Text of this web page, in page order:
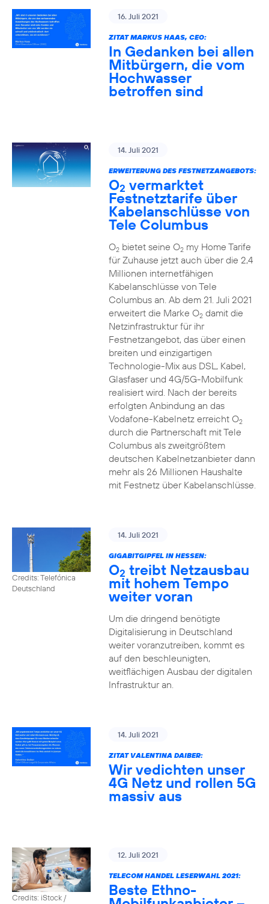
16. Juli 2021
ZITAT MARKUS HAAS, CEO:
In Gedanken bei allen
Mitbürgern, die vom
Hochwasser
betroffen sind
14. Juli 2021
ERWEITERUNG DES FESTNETZANGEBOTS:
O2 vermarktet
Festnetztarife über
Kabelanschlüsse von
Tele Columbus
O2bietet seine O2my Home Tarife
für Zuhause jetzt auch über die 2,4
Millionen internetfähigen
Kabelanschlüsse von Tele
Columbus an. Ab dem 21. Juli 2021
erweitert die Marke O2damit die
Netzinfrastruktur für ihr
Festnetzangebot, das über einen
breiten und einzigartigen
Technologie-Mix aus DSL, Kabel,
Glasfaser und 4G/5G-Mobilfunk
realisiert wird. Nach der bereits
erfolgten Anbindung an das
Vodafone-Kabelnetz erreicht O2
durch die Partnerschaft mit Tele
Columbus als zweitgrößtem
deutschen Kabelnetzanbieter dann
mehr als 26 Millionen Haushalte
mit Festnetz über Kabelanschlüsse.
Credits: Telefónica
Deutschland
14. Juli 2021
GIGABITGIPFEL IN HESSEN:
O2 treibt Netzausbau
mit hohem Tempo
weiter voran
Um die dringend benötigte
Digitalisierung in Deutschland
weiter voranzutreiben, kommt es
auf den beschleunigten,
weitflächigen Ausbau der digitalen
Infrastruktur an.
14. Juli 2021
ZITAT VALENTINA DAIBER:
Wir vedichten unser
4G Netz und rollen 5G
massiv aus
Credits: iStock /
12. Juli 2021
TELECOM HANDEL LESERWAHL 2021:
Beste Ethno-